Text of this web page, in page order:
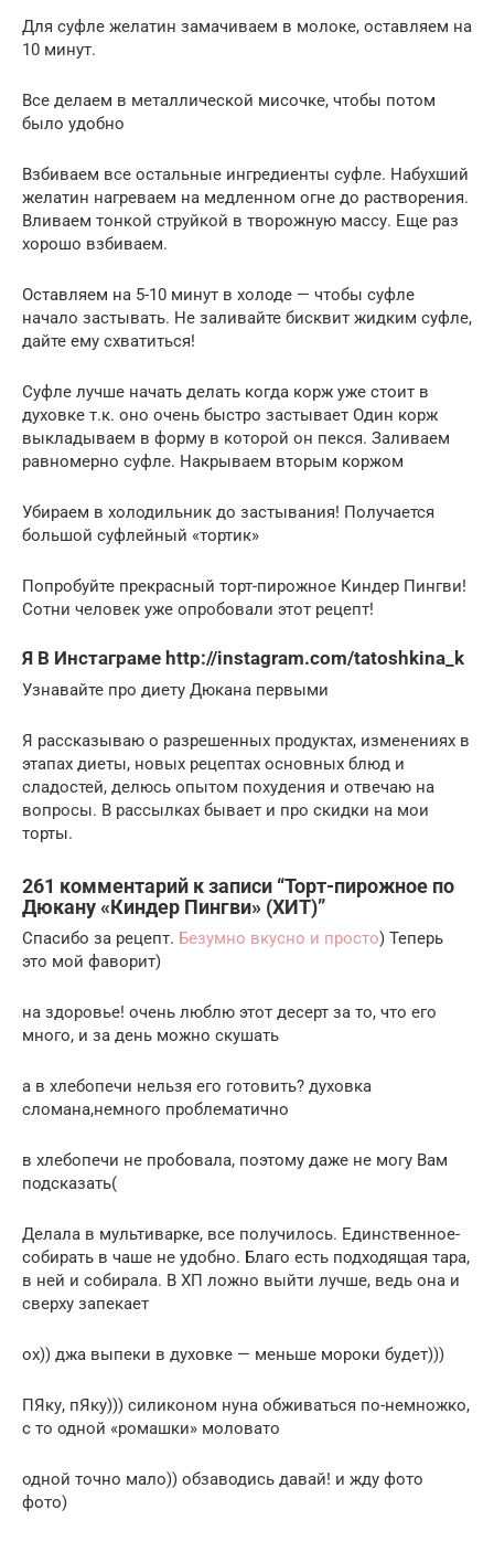
Для суфле желатин замачиваем в молоке, оставляем на
10 минут.
Все делаем в металлической мисочке, чтобы потом
было удобно
Взбиваем все остальные ингредиенты суфле. Набухший
желатин нагреваем на медленном огне до растворения.
Вливаем тонкой струйкой в творожную массу. Еще раз
хорошо взбиваем.
Оставляем на 5-10 минут в холоде — чтобы суфле
начало застывать. Не заливайте бисквит жидким суфле,
дайте ему схватиться!
Суфле лучше начать делать когда корж уже стоит в
духовке т.к. оно очень быстро застывает Один корж
выкладываем в форму в которой он пекся. Заливаем
равномерно суфле. Накрываем вторым коржом
Убираем в холодильник до застывания! Получается
большой суфлейный «тортик»
Попробуйте прекрасный торт-пирожное Киндер Пингви!
Сотни человек уже опробовали этот рецепт!
Я В Инстаграме http://instagram.com/tatoshkina_k
Узнавайте про диету Дюкана первыми
Я рассказываю о разрешенных продуктах, изменениях в
этапах диеты, новых рецептах основных блюд и
сладостей, делюсь опытом похудения и отвечаю на
вопросы. В рассылках бывает и про скидки на мои
торты.
261 комментарий к записи “Торт-пирожное по
Дюкану «Киндер Пингви» (ХИТ)”
Спасибо за рецепт. Безумно вкусно и просто) Теперь
это мой фаворит)
на здоровье! очень люблю этот десерт за то, что его
много, и за день можно скушать
а в хлебопечи нельзя его готовить? духовка
сломана,немного проблематично
в хлебопечи не пробовала, поэтому даже не могу Вам
подсказать(
Делала в мультиварке, все получилось. Единственное-
собирать в чаше не удобно. Благо есть подходящая тара,
в ней и собирала. В ХП ложно выйти лучше, ведь она и
сверху запекает
ох)) джа выпеки в духовке — меньше мороки будет)))
ПЯку, пЯку))) силиконом нуна обживаться по-немножко,
с то одной «ромашки» моловато
одной точно мало)) обзаводись давай! и жду фото
фото)